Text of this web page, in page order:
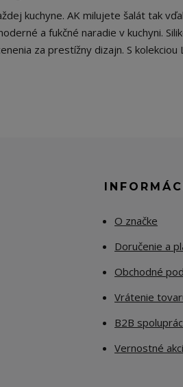
kuchyne. AK milujete šalát tak
a fukčné naradie v kuchyni.
za prestížny dizajn. S
O značke
Doručenie a
Obchodné
Vrátenie
B2B
Vernostné